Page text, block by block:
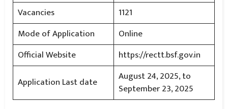
Vacancies
1121
Mode of Application
Online
Official Website
https://rectt.bsf.gov.in
Application Last date
August 24, 2025, to
September 23, 2025